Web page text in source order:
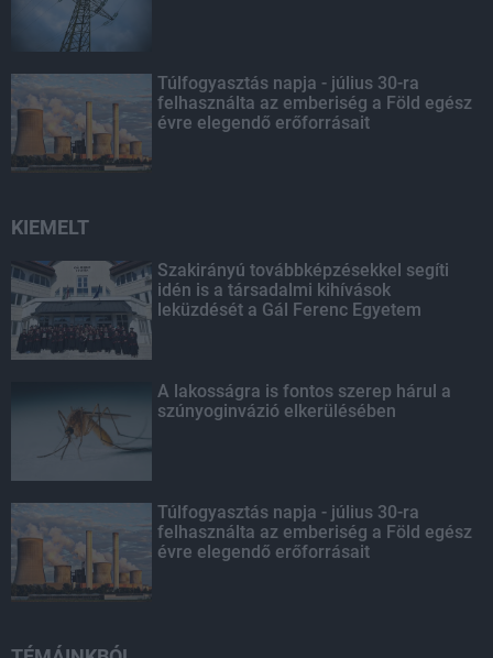
Túlfogyasztás napja - július 30-ra
felhasználta az emberiség a Föld egész
évre elegendő erőforrásait
KIEMELT
Szakirányú továbbképzésekkel segíti
idén is a társadalmi kihívások
leküzdését a Gál Ferenc Egyetem
A lakosságra is fontos szerep hárul a
szúnyoginvázió elkerülésében
Túlfogyasztás napja - július 30-ra
felhasználta az emberiség a Föld egész
évre elegendő erőforrásait